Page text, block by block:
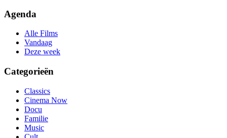
Agenda
Alle Films
Vandaag
Deze week
Categorieën
Classics
Cinema Now
Docu
Familie
Music